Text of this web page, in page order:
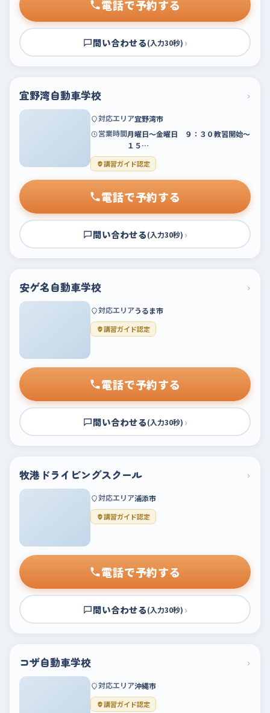
電話で予約する
問い合わせる(入力30秒) ›
宜野湾自動車学校 ›
対応エリア宜野湾市
営業時間月曜日～金曜日 ９：３０教習開始～
１５…
講習ガイド認定
電話で予約する
問い合わせる(入力30秒) ›
安ゲ名自動車学校 ›
対応エリアうるま市
講習ガイド認定
電話で予約する
問い合わせる(入力30秒) ›
牧港ドライビングスクール ›
対応エリア浦添市
講習ガイド認定
電話で予約する
問い合わせる(入力30秒) ›
コザ自動車学校 ›
対応エリア沖縄市
講習ガイド認定